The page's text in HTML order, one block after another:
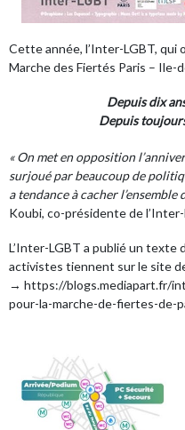
Cette année, l’Inter-LGBT, qui
Marche des Fiertés Paris – Ile-
Depuis dix
Depuis
« On met en opposition
surjoué par beaucoup de
a tendance à cacher l’ensemble
Koubi, co-présidente de
L’Inter-LGBT a publié un texte
activistes tiennent sur le site
→ https://blogs.mediapart.fr/
pour-la-marche-de-fiertes-de-